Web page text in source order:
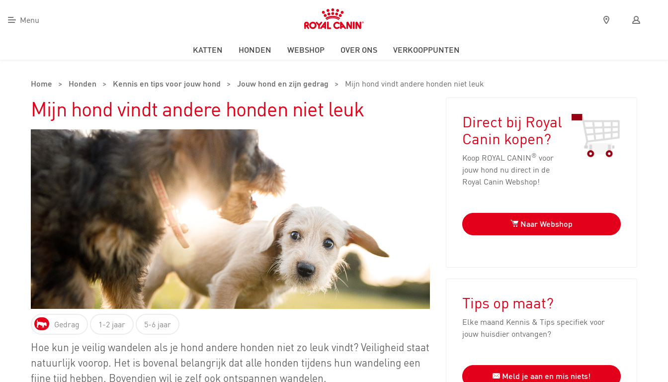
Menu
Royal
Canin
Verkooppunten
Mijn
Royal
KATTEN
HONDEN WEBSHOP OVER ONS VERKOOPPUNTEN
Home > Honden > Kennis en tips voor jouw hond > Jouw hond en zijn gedrag > Mijn hond vindt andere honden niet leuk
Mijn hond vindt andere honden niet leuk
Gedrag 1-2 jaar 5-6 jaar
Hoe kun je veilig wandelen als je hond andere honden niet zo leuk vindt? Veiligheid staat
natuurlijk voorop. Het is bovenal belangrijk dat alle honden tijdens hun wandeling een
fijne tijd hebben. Bovendien wil je zelf ook ontspannen wandelen.
Direct bij Royal
Canin kopen?
Koop ROYAL CANIN® voor
jouw hond nu direct in de
Royal Canin Webshop!
Naar Webshop
Tips op maat?
Elke maand Kennis & Tips specifiek voor
jouw huisdier ontvangen?
Meld je aan en mis niets!